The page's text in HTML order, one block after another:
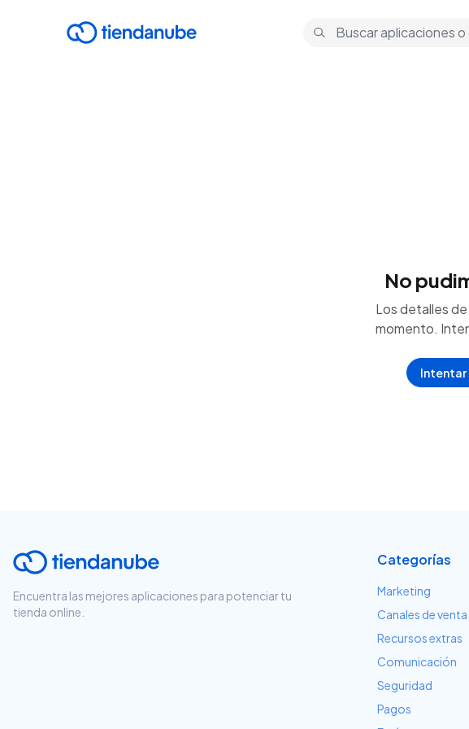
No
Los detalles
momento.
Intentar
Encuentra las mejores aplicaciones para potenciar tu
tienda online.
Categorías
Marketing
Canales de venta
Recursos extras
Comunicación
Seguridad
Pagos